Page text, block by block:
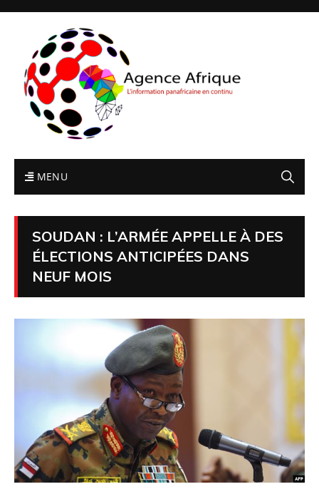
MENU
SOUDAN : L’ARMÉE APPELLE À DES
ÉLECTIONS ANTICIPÉES DANS
NEUF MOIS